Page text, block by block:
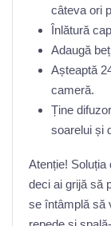
câteva ori
Înlătură
Adaugă
Așteaptă
cameră.
Ține
soarelui și
Atenție! Soluția
deci ai grijă să
se întâmplă să